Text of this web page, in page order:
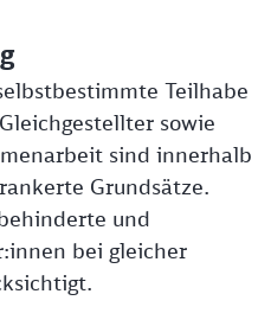
Teilhabe
sowie
sind innerhalb
Grundsätze.
und
bei gleicher